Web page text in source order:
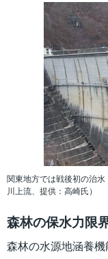
関東地方では戦後初の治
川上流、提供：高崎氏）
森林の保水力限
森林の水源地涵養